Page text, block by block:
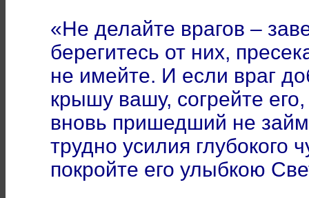
«Не делайте врагов –
берегитесь от них,
не имейте. И если враг
крышу вашу, согрейте
вновь пришедший не
трудно усилия глубокого
покройте его улыбкою